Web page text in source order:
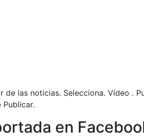
las noticias. Selecciona. Vídeo .
en